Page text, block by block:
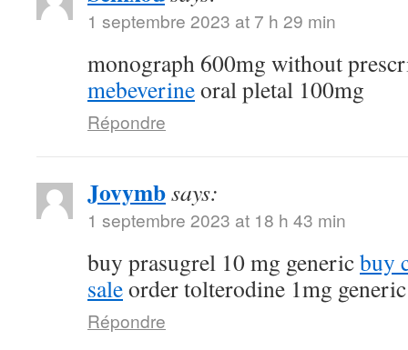
1 septembre 2023 at 7 h 29 min
monograph 600mg without
mebeverineoral pletal 100mg
Répondre
Jovymbsays:
1 septembre 2023 at 18 h 43 min
buy prasugrel 10 mg genericbuy
saleorder tolterodine 1mg generic
Répondre